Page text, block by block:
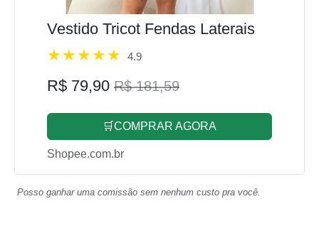
Vestido Tricot Fendas Laterais
4.9
R$ 79,90 R$ 181,59
🛒COMPRAR AGORA
Shopee.com.br
Posso ganhar uma comissão sem nenhum custo pra você.